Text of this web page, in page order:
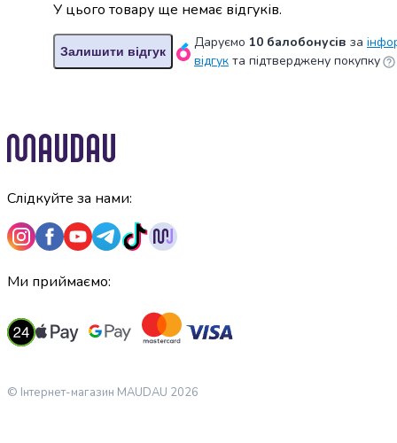
Рис
Гречана
крупа
Вівсяна
Пшенична
Манна
крупа
Кіноа
крупа
Перлова
Консервовані
У цього товару ще немає відгуків.
Залишити відгук
Даруємо 10 балобонусів за
відгук та підтверджену покупку
Слідкуйте за нами:
Ми приймаємо:
© Інтернет-магазин MAUDAU 2026